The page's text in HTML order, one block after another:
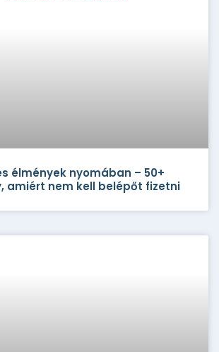
élmények nyomában – 50+
amiért nem kell belépőt fizetni